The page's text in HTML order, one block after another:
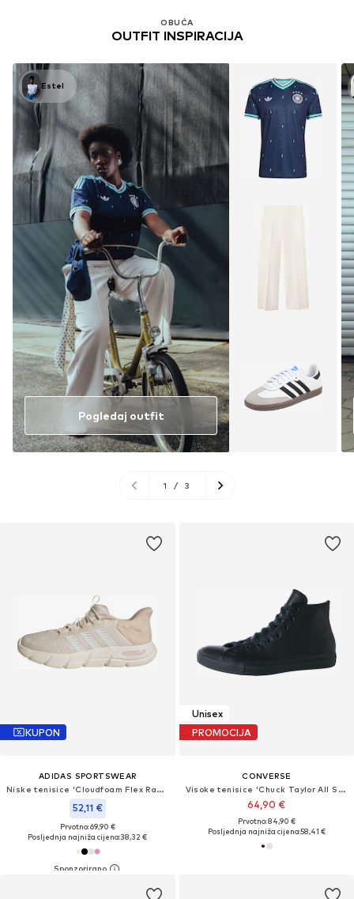
KUPON
ADIDAS SPORTSWEAR
Niske tenisice 'Cloudfoam Flex Rapidfit'
52,11 €
Prvotno: 69,90 €
Posljednja najniža cijena:38,32 €
Unisex
PROMOCIJA
CONVERSE
Visoke tenisice 'Chuck Taylor All Star Leather'
64,90 €
Prvotno: 84,90 €
Posljednja najniža cijena:58,41 €
OBUĆA
OUTFIT INSPIRACIJA
Estel
Pogledaj outfit
1 / 3